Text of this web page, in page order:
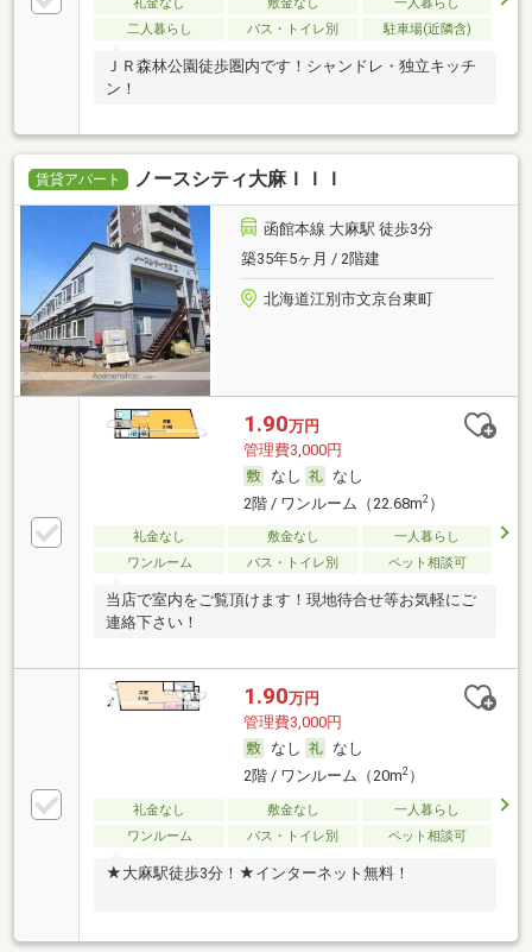
二人暮らし
バス・トイレ別 駐車場(近隣含)
ＪＲ森林公園徒歩圏内です！シャンドレ・独立キッチ
ン！
賃貸アパート ノースシティ大麻ＩＩＩ
函館本線 大麻駅 徒歩3分
築35年5ヶ月 / 2階建
北海道江別市文京台東町
1.90万円
管理費3,000円
なし
なし
2階 / ワンルーム（22.68m2）
礼金なし 敷金なし
一人暮らし
ワンルーム
バス・トイレ別 ペット相談可
当店で室内をご覧頂けます！現地待合せ等お気軽にご
連絡下さい！
1.90万円
管理費3,000円
なし
なし
2階 / ワンルーム（20m2）
礼金なし 敷金なし
一人暮らし
ワンルーム
バス・トイレ別 ペット相談可
★大麻駅徒歩3分！★インターネット無料！